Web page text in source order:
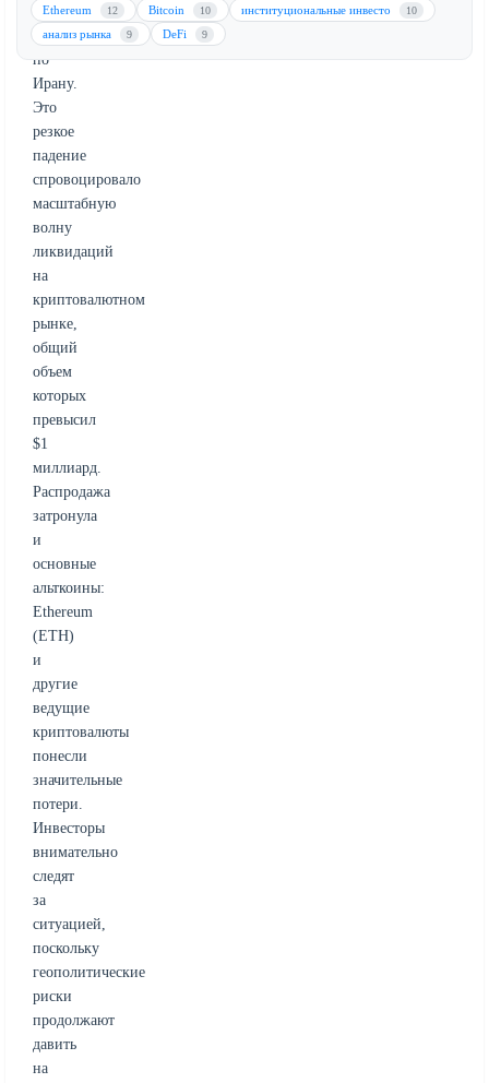
ударов
США
по
Ирану.
Это
резкое
падение
спровоцировало
масштабную
волну
ликвидаций
на
криптовалютном
рынке,
общий
объем
которых
превысил
$1
миллиард.
Распродажа
затронула
и
основные
альткоины:
Ethereum
(ETH)
и
другие
ведущие
криптовалюты
понесли
значительные
потери.
Инвесторы
внимательно
следят
за
ситуацией,
поскольку
геополитические
риски
продолжают
давить
на
Ethereum 12 Bitcoin 10 институциональные инвесто 10
анализ рынка 9 DeFi 9